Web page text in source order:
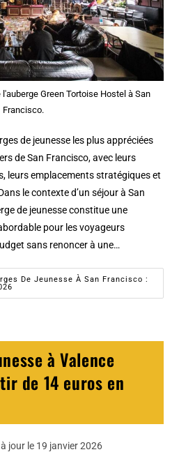
Green Tortoise Hostel à San
Francisco.
de jeunesse les plus appréciées
de San Francisco, avec leurs
leurs emplacements stratégiques et
le contexte d’un séjour à San
de jeunesse constitue une
pour les voyageurs
sans renoncer à une…
De Jeunesse À San Francisco :
à Valence
de 14 euros en
jour le 19 janvier 2026